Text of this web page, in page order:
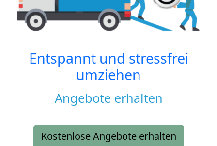
Entspannt und stressfrei
umziehen
Angebote erhalten
Kostenlose Angebote erhalten